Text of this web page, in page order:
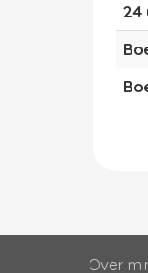
24
Over